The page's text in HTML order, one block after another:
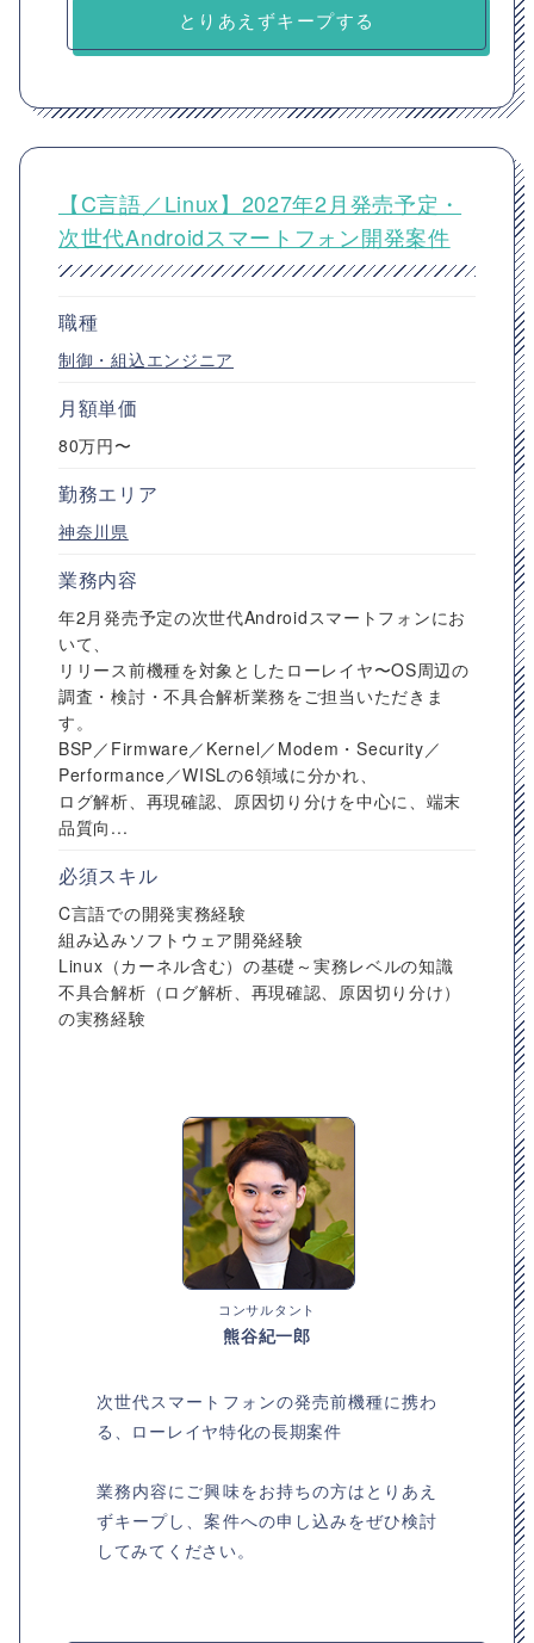
とりあえずキープする
【C言語／Linux】2027年2月発売予定・
次世代Androidスマートフォン開発案件
職種
制御・組込エンジニア
月額単価
80万円〜
勤務エリア
神奈川県
業務内容
年2月発売予定の次世代Androidスマートフォンにお
いて、
リリース前機種を対象としたローレイヤ〜OS周辺の
調査・検討・不具合解析業務をご担当いただきま
す。
BSP／Firmware／Kernel／Modem・Security／
Performance／WISLの6領域に分かれ、
ログ解析、再現確認、原因切り分けを中心に、端末
品質向...
必須スキル
C言語での開発実務経験
組み込みソフトウェア開発経験
Linux（カーネル含む）の基礎～実務レベルの知識
不具合解析（ログ解析、再現確認、原因切り分け）
の実務経験
コンサルタント
熊谷紀一郎
次世代スマートフォンの発売前機種に携わ
る、ローレイヤ特化の長期案件
業務内容にご興味をお持ちの方はとりあえ
ずキープし、案件への申し込みをぜひ検討
してみてください。